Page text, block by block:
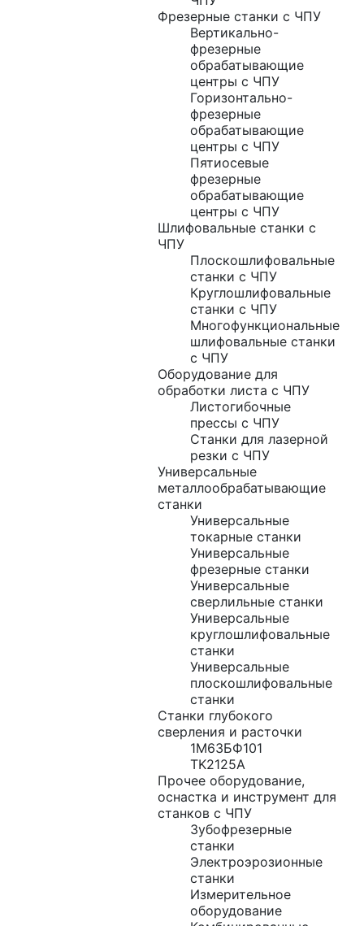
Фрезерные станки с ЧПУ
Вертикально-
фрезерные
обрабатывающие
центры с ЧПУ
Горизонтально-
фрезерные
обрабатывающие
центры с ЧПУ
Пятиосевые
фрезерные
обрабатывающие
центры с ЧПУ
Шлифовальные станки с
ЧПУ
Плоскошлифовальные
станки с ЧПУ
Круглошлифовальные
станки с ЧПУ
Многофункциональные
шлифовальные станки
с ЧПУ
Оборудование для
обработки листа с ЧПУ
Листогибочные
прессы с ЧПУ
Станки для лазерной
резки с ЧПУ
Универсальные
металлообрабатывающие
станки
Универсальные
токарные станки
Универсальные
фрезерные станки
Универсальные
сверлильные станки
Универсальные
круглошлифовальные
станки
Универсальные
плоскошлифовальные
станки
Станки глубокого
сверления и расточки
1М63БФ101
TK2125A
Прочее оборудование,
оснастка и инструмент для
станков с ЧПУ
Зубофрезерные
станки
Электроэрозионные
станки
Измерительное
оборудование